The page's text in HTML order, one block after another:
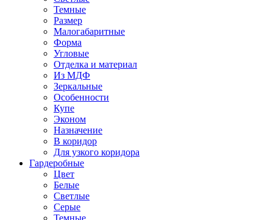
Темные
Размер
Малогабаритные
Форма
Угловые
Отделка и материал
Из МДФ
Зеркальные
Особенности
Купе
Эконом
Назначение
В коридор
Для узкого коридора
Гардеробные
Цвет
Белые
Светлые
Серые
Темные